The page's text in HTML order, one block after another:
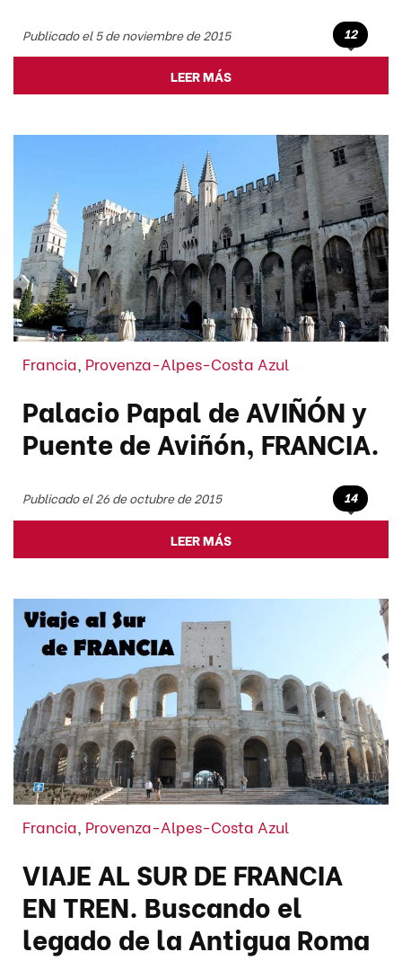
Publicado el 5 de noviembre de 2015 12
LEER MÁS
Francia Provenza-Alpes-Costa Azul
Palacio Papal de AVIÑÓN y
Puente de Aviñón, FRANCIA.
Publicado el 26 de octubre de 2015 14
LEER MÁS
Francia, Provenza-Alpes-Costa Azul
VIAJE AL SUR DE FRANCIA
EN TREN. Buscando el
legado de la Antigua Roma